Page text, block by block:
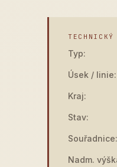
Typ:
Úsek / linie:
Kraj:
Stav:
Souřadnice:
Nadm.